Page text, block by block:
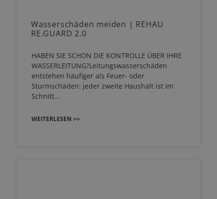
Wasserschäden meiden | REHAU
RE.GUARD 2.0
HABEN SIE SCHON DIE KONTROLLE ÜBER IHRE
WASSERLEITUNG?Leitungswasserschäden
entstehen häufiger als Feuer- oder
Sturmschäden: jeder zweite Haushalt ist im
Schnitt…
WEITERLESEN >>